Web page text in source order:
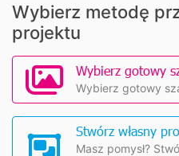
Wybierz metodę
projektu
Wybierz gotowy
Wybierz gotowy
Stwórz własny
Masz pomysł?